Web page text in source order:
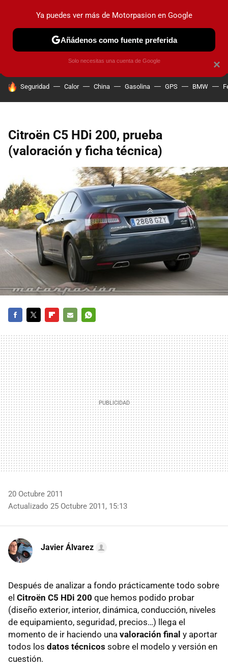
PRUEBAS COCHES ELÉCTRICOS OBSERVATORIO
HOY SE HABLA DE
Seguridad Calor China Gasolina GPS BMW
Citroën C5 HDi 200, prueba
(valoración y ficha técnica)
MAIL
20 Octubre 2011
Actualizado 25 Octubre 2011, 15:13
Javier Álvarez
Después de analizar a fondo prácticamente todo sobre
el Citroën C5 HDi 200 que hemos podido probar
(diseño exterior, interior, dinámica, conducción, niveles
de equipamiento, seguridad, precios…) llega el
momento de ir haciendo una valoración final y aportar
todos los datos técnicos sobre el modelo y versión en
cuestión.
×
Ya puedes ver más de Motorpasion en Google
Añádenos como fuente preferida
Solo necesitas una cuenta de Google